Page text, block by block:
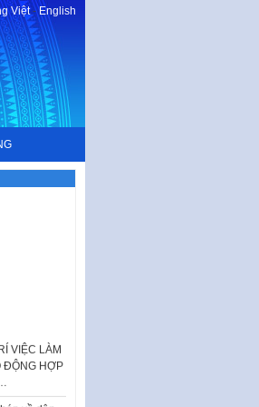
Việt-English
ĐỘNG HỢP
về dân